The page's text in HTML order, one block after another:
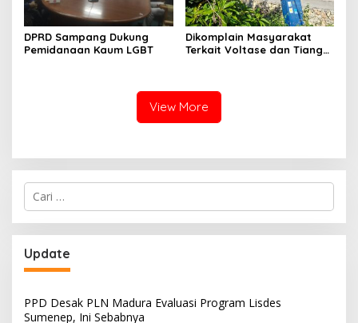
DPRD Sampang Dukung
Pemidanaan Kaum LGBT
Dikomplain Masyarakat
Terkait Voltase dan Tiang
View More
Cari
untuk:
Update
PPD Desak PLN Madura Evaluasi Program Lisdes
Sumenep, Ini Sebabnya